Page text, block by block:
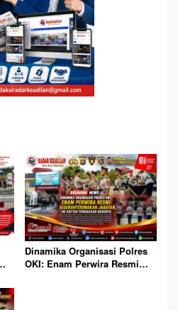
Dinamika Organisasi Polres
OKI: Enam Perwira Resmi